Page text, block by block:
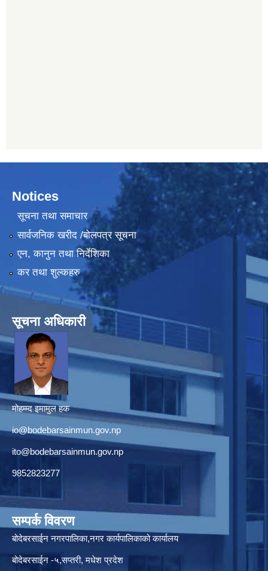
Notices
सूचना तथा समाचार
सार्वजनिक खरीद /बोलपत्र सूचना
एन, कानुन तथा निर्देशिका
कर तथा शुल्कहरु
सूचना अधिकारी
मोहम्म्द इमामुल हक
io@bodebarsainmun.gov.np
ito@bodebarsainmun.gov.np
9852823277
सम्पर्क विवरण
बोदेबरसाईन नगरपालिका,नगर कार्यपालिकाको कार्यालय
बोदेबरसाईन -५,सप्तरी, मधेश प्रदेश